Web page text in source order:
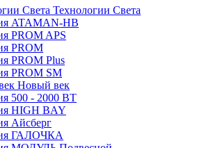
Технологии Света
ATAMAN-HB
PROM APS
PROM
PROM Plus
PROM SM
Новый век
500 - 2000 ВТ
HIGH BAY
Айсберг
ГАЛОЧКА